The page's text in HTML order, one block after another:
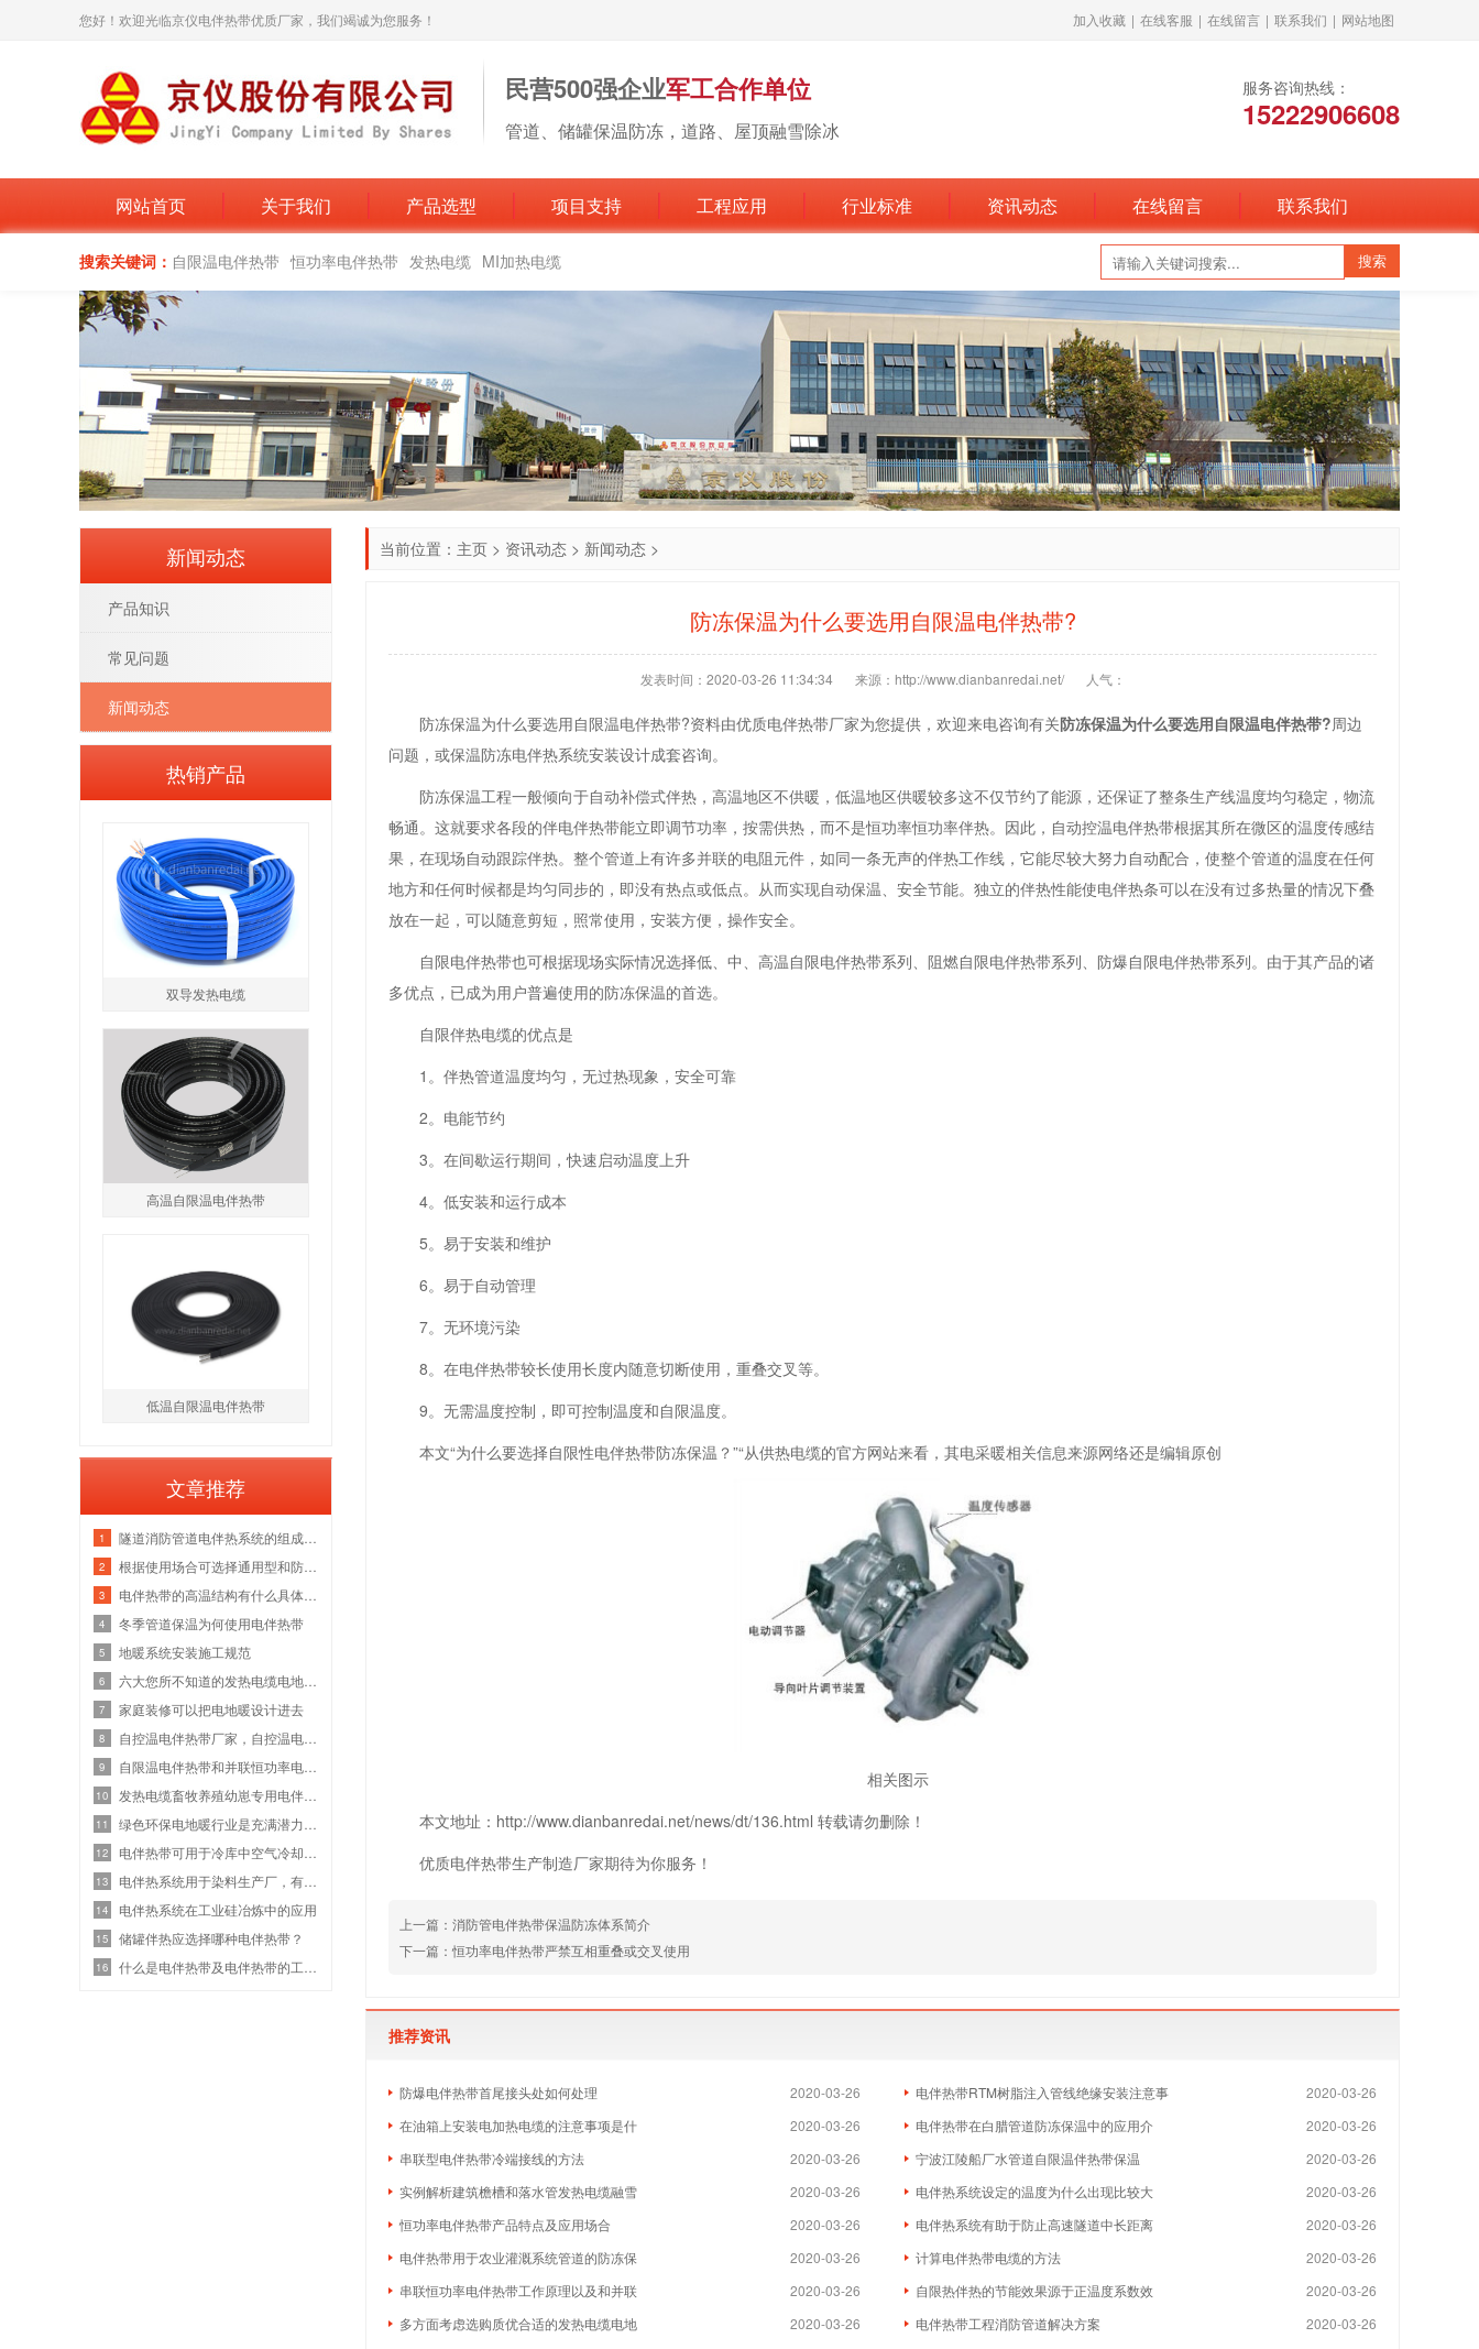
您好！欢迎光临京仪电伴热带优质厂家，我们竭诚为您服务！ 加入收藏 | 在线客服 | 在线留言 | 联系我们 | 网站地图
民营500强企业军工合作单位
管道、储罐保温防冻，道路、屋顶融雪除冰
服务咨询热线：
15222906608
网站首页 关于我们 产品选型 项目支持 工程应用 行业标准 资讯动态 在线留言 联系我们
搜索关键词： 自限温电伴热带 恒功率电伴热带 发热电缆 MI加热电缆
当前位置： 主页 > 资讯动态 > 新闻动态 >
防冻保温为什么要选用自限温电伴热带?
发表时间：2020-03-26 11:34:34 来源：http://www.dianbanredai.net/ 人气：
防冻保温为什么要选用自限温电伴热带?资料由优质电伴热带厂家为您提供，欢迎来电咨询有关防冻保温为什么要选用自限温电伴热带?周边
问题，或保温防冻电伴热系统安装设计成套咨询。
防冻保温工程一般倾向于自动补偿式伴热，高温地区不供暖，低温地区供暖较多这不仅节约了能源，还保证了整条生产线温度均匀稳定，物流
畅通。这就要求各段的伴电伴热带能立即调节功率，按需供热，而不是恒功率恒功率伴热。因此，自动控温电伴热带根据其所在微区的温度传感结
果，在现场自动跟踪伴热。整个管道上有许多并联的电阻元件，如同一条无声的伴热工作线，它能尽较大努力自动配合，使整个管道的温度在任何
地方和任何时候都是均匀同步的，即没有热点或低点。从而实现自动保温、安全节能。独立的伴热性能使电伴热条可以在没有过多热量的情况下叠
放在一起，可以随意剪短，照常使用，安装方便，操作安全。
自限电伴热带也可根据现场实际情况选择低、中、高温自限电伴热带系列、阻燃自限电伴热带系列、防爆自限电伴热带系列。由于其产品的诸
多优点，已成为用户普遍使用的防冻保温的首选。
自限伴热电缆的优点是
1。伴热管道温度均匀，无过热现象，安全可靠
2。电能节约
3。在间歇运行期间，快速启动温度上升
4。低安装和运行成本
5。易于安装和维护
6。易于自动管理
7。无环境污染
8。在电伴热带较长使用长度内随意切断使用，重叠交叉等。
9。无需温度控制，即可控制温度和自限温度。
本文“为什么要选择自限性电伴热带防冻保温？”“从供热电缆的官方网站来看，其电采暖相关信息来源网络还是编辑原创
相关图示
本文地址：http://www.dianbanredai.net/news/dt/136.html 转载请勿删除！
优质电伴热带生产制造厂家期待为你服务！
上一篇： 消防管电伴热带保温防冻体系简介
下一篇： 恒功率电伴热带严禁互相重叠或交叉使用
推荐资讯
2020-03-26
防爆电伴热带首尾接头处如何处理 2020-03-26
电伴热带RTM树脂注入管线绝缘安装注意事
2020-03-26
在油箱上安装电加热电缆的注意事项是什 2020-03-26
电伴热带在白腊管道防冻保温中的应用介
2020-03-26
串联型电伴热带冷端接线的方法 2020-03-26
宁波江陵船厂水管道自限温伴热带保温
2020-03-26
实例解析建筑檐槽和落水管发热电缆融雪 2020-03-26
电伴热系统设定的温度为什么出现比较大
2020-03-26
恒功率电伴热带产品特点及应用场合 2020-03-26
电伴热系统有助于防止高速隧道中长距离
2020-03-26
电伴热带用于农业灌溉系统管道的防冻保 2020-03-26
计算电伴热带电缆的方法
2020-03-26
串联恒功率电伴热带工作原理以及和并联 2020-03-26
自限热伴热的节能效果源于正温度系数效
2020-03-26
多方面考虑选购质优合适的发热电缆电地 2020-03-26
电伴热带工程消防管道解决方案
新闻动态
产品知识
常见问题
新闻动态
热销产品
双导发热电缆
高温自限温电伴热带
低温自限温电伴热带
文章推荐
1
2
3
4 冬季管道保温为何使用电伴热带
5 地暖系统安装施工规范
6
7 家庭装修可以把电地暖设计进去
8
9
10
11
12
13
14 电伴热系统在工业硅冶炼中的应用
15 储罐伴热应选择哪种电伴热带？
16